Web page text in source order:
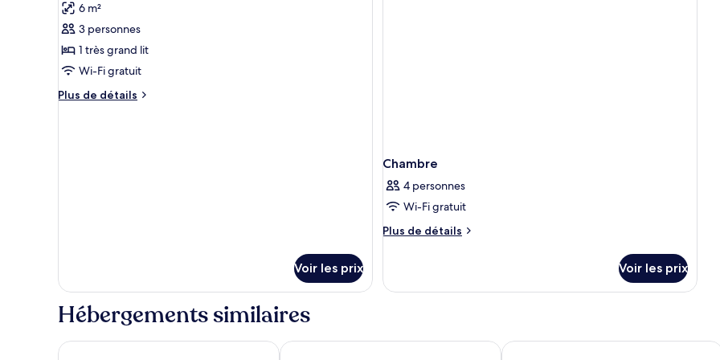
les
photos
pour
ce
type
de
6 m²
3 personnes
1 très grand lit
Wi-Fi gratuit
Plus de détails
Plus
Voir les prix
Chambre
4 personnes
Wi-Fi gratuit
Plus de détails
Plus
le
Chambre
Voir les prix
Hébergements similaires
Wellington Dragon Inn Crickhowell Three Cocks Hotel